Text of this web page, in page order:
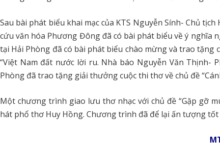
Sau bài phát biểu khai mạc của KTS Nguyễn Sính- Chủ
cứu văn hóa Phương Đông đã có bài phát biểu về ý nghĩa
tại Hải Phòng đã có bài phát biểu chào mừng và trao
“Việt Nam đất nước lời ru. Nhà báo Nguyễn Văn Thịnh-
Phòng đã trao tặng giải thưởng cuộc thi thơ về chủ đề
Một chương trình giao lưu thơ nhạc với chủ đề “Gặp gỡ
hát phổ thơ Huy Hồng. Chương trình đã để lại ấn tượng